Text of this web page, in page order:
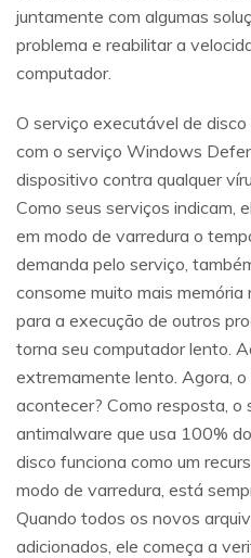
juntamente com algumas
problema e reabilitar a
computador.
O serviço executável de
com o serviço Windows
dispositivo contra qualquer
Como seus serviços indicam,
em modo de varredura o
demanda pelo serviço,
consome muito mais
para a execução de outros
torna seu computador lento.
extremamente lento. Agora,
acontecer? Como resposta, o
antimalware que usa 100%
disco funciona como um
modo de varredura, está
Quando todos os novos
adicionados, ele começa a